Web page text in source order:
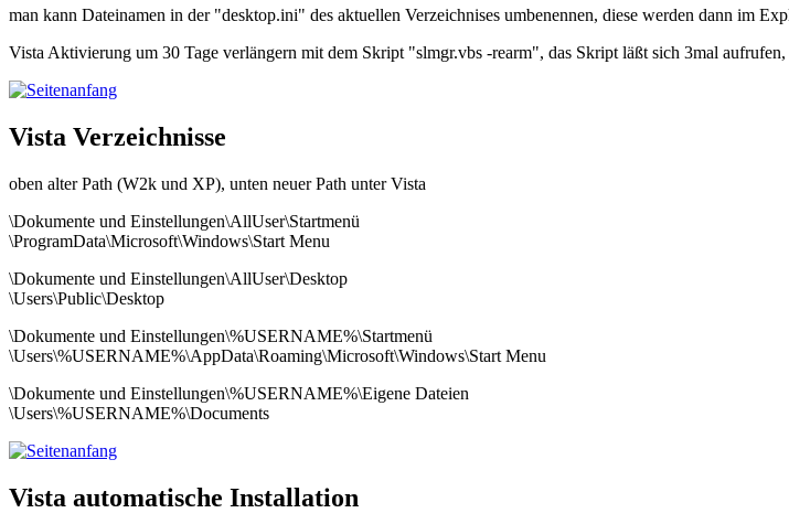
man kann Dateinamen in der "desktop.ini" des aktuellen Verzeichnises umbenennen, diese werden dann im
Vista Aktivierung um 30 Tage verlängern mit dem Skript "slmgr.vbs -rearm", das Skript läßt sich 3mal
Vista Verzeichnisse
oben alter Path (W2k und XP), unten neuer Path unter Vista
\Dokumente und Einstellungen\AllUser\Startmenü
\ProgramData\Microsoft\Windows\Start Menu
\Dokumente und Einstellungen\AllUser\Desktop
\Users\Public\Desktop
\Dokumente und Einstellungen\%USERNAME%\Startmenü
\Users\%USERNAME%\AppData\Roaming\Microsoft\Windows\Start Menu
\Dokumente und Einstellungen\%USERNAME%\Eigene Dateien
\Users\%USERNAME%\Documents
Vista automatische Installation